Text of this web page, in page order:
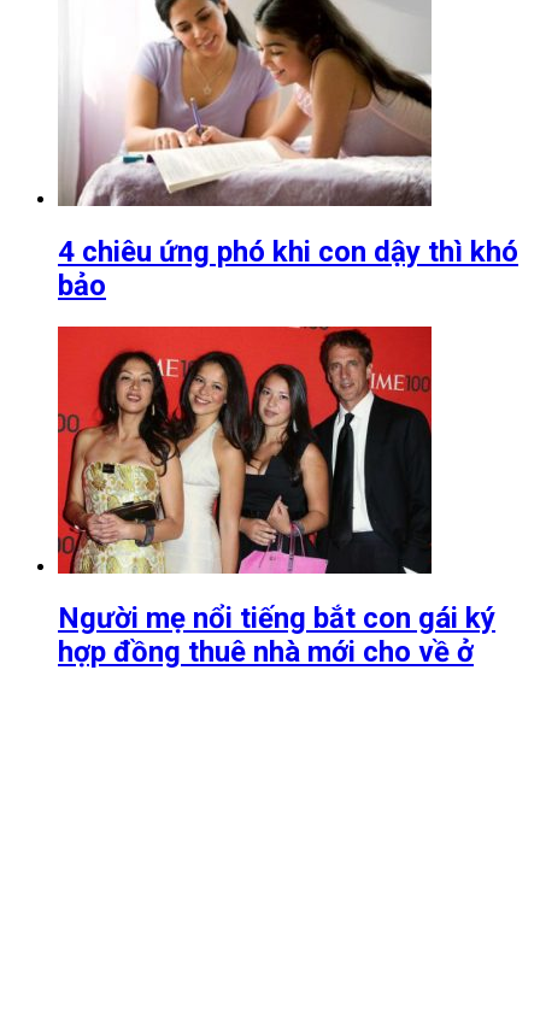
4 chiêu ứng phó khi con dậy thì khó
bảo
Người mẹ nổi tiếng bắt con gái ký
hợp đồng thuê nhà mới cho về ở